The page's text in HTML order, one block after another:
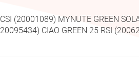
(20001089) MYNUTE GREEN
CIAO GREEN 25 RSI